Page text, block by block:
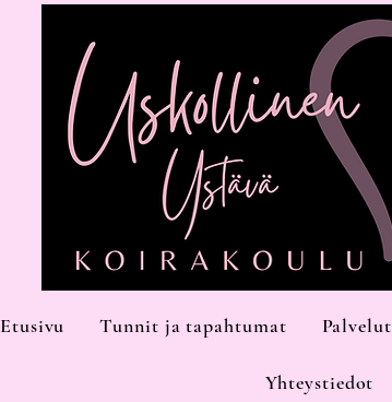
Etusivu Tunnit ja tapahtumat Palvelut
Yhteystiedot